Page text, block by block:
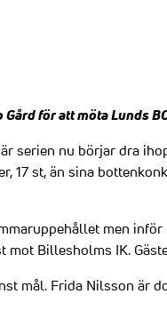
för att möta Lunds
serien nu börjar dra
17 st, än sina
men
mot Billesholms IK.
mål. Frida Nilsson är